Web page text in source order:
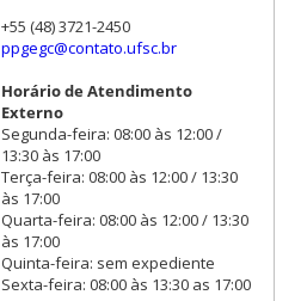
+55 (48) 3721-2450
ppgegc@contato.ufsc.br
Horário de Atendimento
Externo
Segunda-feira: 08:00 às 12:00 /
13:30 às 17:00
Terça-feira: 08:00 às 12:00 / 13:30
às 17:00
Quarta-feira: 08:00 às 12:00 / 13:30
às 17:00
Quinta-feira: sem expediente
Sexta-feira: 08:00 às 13:30 as 17:00